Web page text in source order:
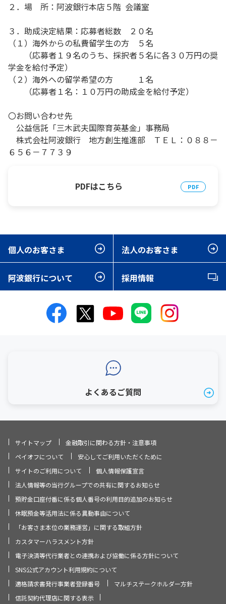
２．場 所：阿波銀行本店５階 会議室
３．助成決定結果：応募者総数 ２０名
（１）海外からの私費留学生の方 ５名
（応募者１９名のうち、採択者５名に各３０万円の奨
学金を給付予定）
（２）海外への留学希望の方 １名
（応募者１名：１０万円の助成金を給付予定）
〇お問い合わせ先
公益信託「三木武夫国際育英基金」事務局
株式会社阿波銀行 地方創生推進部 ＴＥＬ：０８８－
６５６－７７３９
PDFはこちら
個人のお客さま 法人のお客さま
阿波銀行について 採用情報
よくあるご質問
サイトマップ
金融取引に関わる方針・注意事項
ペイオフについて
安心してご利用いただくために
サイトのご利用について
個人情報保護宣言
法人情報等の当行グループでの共有に関するお知らせ
預貯金口座付番に係る個人番号の利用目的追加のお知らせ
休眠預金等活用法に係る異動事由について
「お客さま本位の業務運営」に関する取組方針
カスタマーハラスメント方針
電子決済等代行業者との連携および協働に係る方針について
SNS公式アカウント利用規約について
適格請求書発行事業者登録番号
マルチステークホルダー方針
信託契約代理店に関する表示